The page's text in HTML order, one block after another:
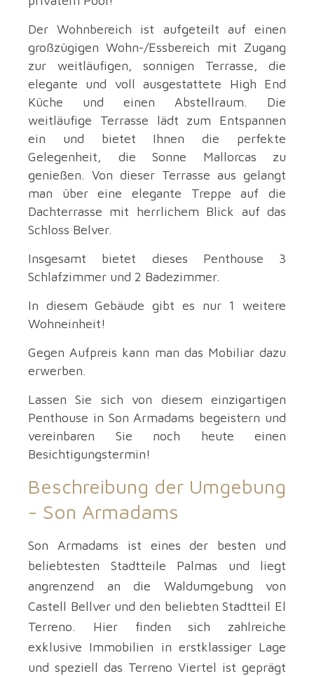
Der Wohnbereich ist aufgeteilt auf einen
großzügigen Wohn-/Essbereich mit Zugang
zur weitläufigen, sonnigen Terrasse, die
elegante und voll ausgestattete High End
Küche und einen Abstellraum. Die
weitläufige Terrasse lädt zum Entspannen
ein und bietet Ihnen die perfekte
Gelegenheit, die Sonne Mallorcas zu
genießen. Von dieser Terrasse aus gelangt
man über eine elegante Treppe auf die
Dachterrasse mit herrlichem Blick auf das
Schloss Belver.
Insgesamt bietet dieses Penthouse 3
Schlafzimmer und 2 Badezimmer.
In diesem Gebäude gibt es nur 1 weitere
Wohneinheit!
Gegen Aufpreis kann man das Mobiliar dazu
erwerben.
Lassen Sie sich von diesem einzigartigen
Penthouse in Son Armadams begeistern und
vereinbaren Sie noch heute einen
Besichtigungstermin!
Beschreibung der Umgebung
- Son Armadams
Son Armadams ist eines der besten und
beliebtesten Stadtteile Palmas und liegt
angrenzend an die Waldumgebung von
Castell Bellver und den beliebten Stadtteil El
Terreno. Hier finden sich zahlreiche
exklusive Immobilien in erstklassiger Lage
und speziell das Terreno Viertel ist geprägt